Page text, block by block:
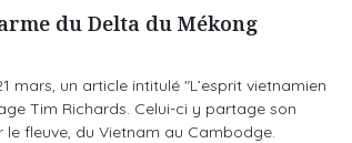
du Delta du Mékong
mars, un article intitulé "L’esprit vietnamien
Tim Richards. Celui-ci y partage son
le fleuve, du Vietnam au Cambodge.